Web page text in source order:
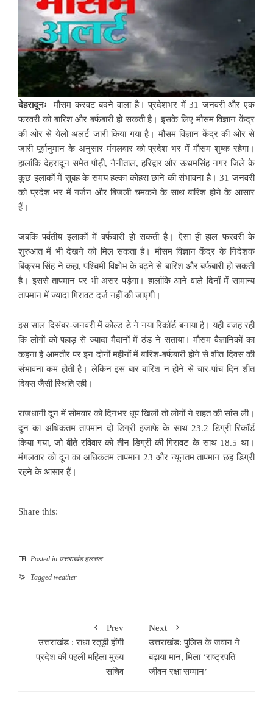
देहरादूनः मौसम करवट बदने वाला है। प्रदेशभर में 31 जनवरी और एक
फरवरी को बारिश और बर्फबारी हो सकती है। इसके लिए मौसम विज्ञान केंद्र
की ओर से येलो अलर्ट जारी किया गया है। मौसम विज्ञान केंद्र की ओर से
जारी पूर्वानुमान के अनुसार मंगलवार को प्रदेश भर में मौसम शुष्क रहेगा।
हालांकि देहरादून समेत पौड़ी, नैनीताल, हरिद्वार और ऊधमसिंह नगर जिले के
कुछ इलाकों में सुबह के समय हल्का कोहरा छाने की संभावना है। 31 जनवरी
को प्रदेश भर में गर्जन और बिजली चमकने के साथ बारिश होने के आसार
हैं।
जबकि पर्वतीय इलाकों में बर्फबारी हो सकती है। ऐसा ही हाल फरवरी के
शुरुआत में भी देखने को मिल सकता है। मौसम विज्ञान केंद्र के निदेशक
बिक्रम सिंह ने कहा, पश्चिमी विक्षोभ के बढ़ने से बारिश और बर्फबारी हो सकती
है। इससे तापमान पर भी असर पड़ेगा। हालांकि आने वाले दिनों में सामान्य
तापमान में ज्यादा गिरावट दर्ज नहीं की जाएगी।
इस साल दिसंबर-जनवरी में कोल्ड डे ने नया रिकॉर्ड बनाया है। यही वजह रही
कि लोगों को पहाड़ से ज्यादा मैदानों में ठंड ने सताया। मौसम वैज्ञानिकों का
कहना है आमतौर पर इन दोनों महीनों में बारिश-बर्फबारी होने से शीत दिवस की
संभावना कम होती है। लेकिन इस बार बारिश न होने से चार-पांच दिन शीत
दिवस जैसी स्थिति रही।
राजधानी दून में सोमवार को दिनभर धूप खिली तो लोगों ने राहत की सांस ली।
दून का अधिकतम तापमान दो डिग्री इजाफे के साथ 23.2 डिग्री रिकॉर्ड
किया गया, जो बीते रविवार को तीन डिग्री की गिरावट के साथ 18.5 था।
मंगलवार को दून का अधिकतम तापमान 23 और न्यूनतम तापमान छह डिग्री
रहने के आसार हैं।
Share this:
Posted in उत्तराखंड हलचल
Tagged weather
Prev
उत्तराखंड : राधा रतूड़ी होंगी
प्रदेश की पहली महिला मुख्य
सचिव
Next
उत्तराखंड: पुलिस के जवान ने
बढ़ाया मान, मिला ‘राष्ट्रपति
जीवन रक्षा सम्मान’